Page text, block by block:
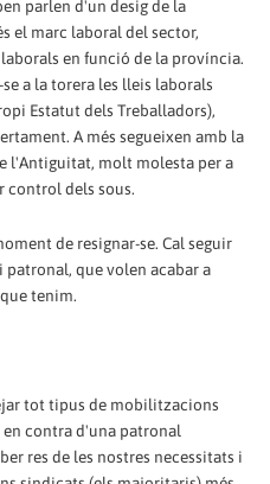
parlen d'un desig de la
el marc laboral del sector,
en funció de la província.
a la torera les lleis laborals
Estatut dels Treballadors),
A més segueixen amb la
l'Antiguitat, molt molesta per a
control dels sous.
de resignar-se. Cal seguir
que volen acabar a
tenim.
tot tipus de mobilitzacions
en contra d'una patronal
res de les nostres necessitats i